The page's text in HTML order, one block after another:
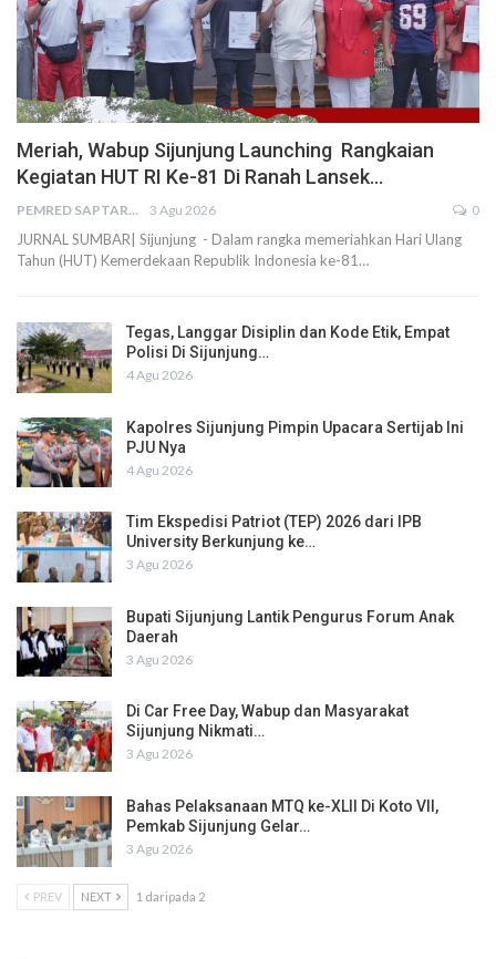
Meriah, Wabup Sijunjung Launching Rangkaian
Kegiatan HUT RI Ke-81 Di Ranah Lansek…
PEMRED SAPTARIUS 3 Agu 2026 0
JURNAL SUMBAR| Sijunjung - Dalam rangka memeriahkan Hari Ulang
Tahun (HUT) Kemerdekaan Republik Indonesia ke-81…
Tegas, Langgar Disiplin dan Kode Etik, Empat
Polisi Di Sijunjung…
4 Agu 2026
Kapolres Sijunjung Pimpin Upacara Sertijab Ini
PJU Nya
4 Agu 2026
Tim Ekspedisi Patriot (TEP) 2026 dari IPB
University Berkunjung ke…
3 Agu 2026
Bupati Sijunjung Lantik Pengurus Forum Anak
Daerah
3 Agu 2026
Di Car Free Day, Wabup dan Masyarakat
Sijunjung Nikmati…
3 Agu 2026
Bahas Pelaksanaan MTQ ke-XLII Di Koto VII,
Pemkab Sijunjung Gelar…
3 Agu 2026
PREV NEXT 1 daripada 2